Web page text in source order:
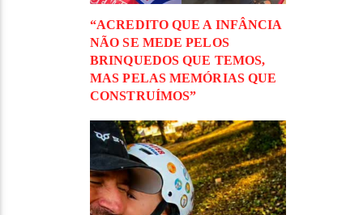
“ACREDITO QUE A INFÂNCIA
NÃO SE MEDE PELOS
BRINQUEDOS QUE TEMOS,
MAS PELAS MEMÓRIAS QUE
CONSTRUÍMOS”